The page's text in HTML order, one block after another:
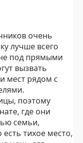
очень
лучше всего
под прямыми
вызвать
мест рядом с
поэтому
где они
семьи,
тихое место,